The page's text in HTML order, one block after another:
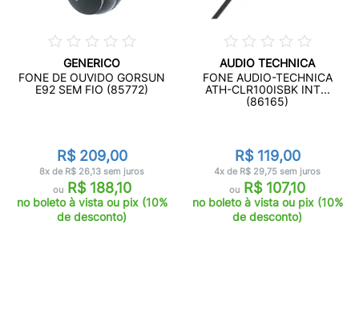
GENERICO
FONE DE OUVIDO GORSUN
E92 SEM FIO (85772)
R$ 209,00
8x de R$ 26,13 sem juros
ouR$ 188,10
no boleto à vista ou pix (10%
de desconto)
AUDIO TECHNICA
FONE AUDIO-TECHNICA
ATH-CLR100ISBK INT...
(86165)
R$ 119,00
4x de R$ 29,75 sem juros
ou R$ 107,10
no boleto à vista ou pix (10%
de desconto)